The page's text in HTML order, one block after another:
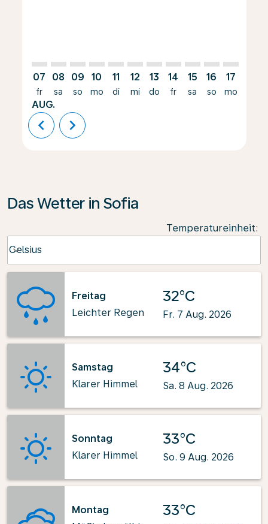
07
fr
AUG.
08
sa
09
so
10
mo
11
di
12
mi
13
do
14
fr
15
sa
16
so
17
mo
chevron_left chevron_right
Das Wetter in Sofia
Temperatureinheit:
Celsius
keyboard_arrow_down
Freitag
Leichter Regen
32°C
Fr. 7 Aug. 2026
Samstag
Klarer Himmel
34°C
Sa. 8 Aug. 2026
Sonntag
Klarer Himmel
33°C
So. 9 Aug. 2026
Montag
33°C